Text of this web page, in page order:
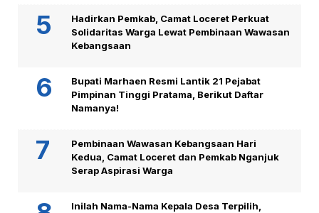
Hadirkan Pemkab, Camat Loceret Perkuat
Solidaritas Warga Lewat Pembinaan Wawasan
Kebangsaan
Bupati Marhaen Resmi Lantik 21 Pejabat
Pimpinan Tinggi Pratama, Berikut Daftar
Namanya!
Pembinaan Wawasan Kebangsaan Hari
Kedua, Camat Loceret dan Pemkab Nganjuk
Serap Aspirasi Warga
Inilah Nama-Nama Kepala Desa Terpilih,